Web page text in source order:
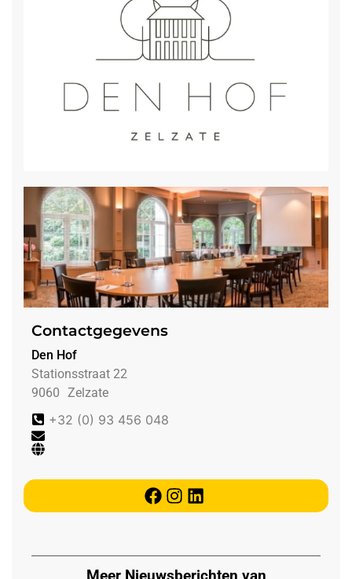
Contactgegevens
Den Hof
Stationsstraat 22
9060 Zelzate
+32 (0) 93 456 048
Meer Nieuwsberichten van